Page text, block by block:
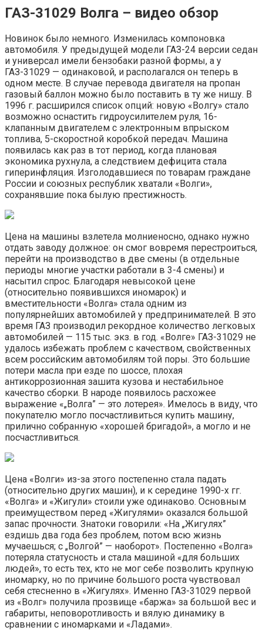
ГАЗ-31029 Волга – видео обзор
Новинок было немного. Изменилась компоновка
автомобиля. У предыдущей модели ГАЗ-24 версии седан
и универсал имели бензобаки разной формы, а у
ГАЗ-31029 — одинаковой, и располагался он теперь в
одном месте. В случае перевода двигателя на пропан
газовый баллон можно было поставить в ту же нишу. В
1996 г. расширился список опций: новую «Волгу» стало
возможно оснастить гидроусилителем руля, 16-
клапанным двигателем с электронным впрыском
топлива, 5-скоростной коробкой передач. Машина
появилась как раз в тот период, когда плановая
экономика рухнула, а следствием дефицита стала
гиперинфляция. Изголодавшиеся по товарам граждане
России и союзных республик хватали «Волги»,
сохранявшие пока былую престижность.
Цена на машины взлетела молниеносно, однако нужно
отдать заводу должное: он смог вовремя перестроиться,
перейти на производство в две смены (в отдельные
периоды многие участки работали в 3-4 смены) и
насытил спрос. Благодаря невысокой цене
(относительно появившихся иномарок) и
вместительности «Волга» стала одним из
популярнейших автомобилей у предпринимателей. В это
время ГАЗ производил рекордное количество легковых
автомобилей — 115 тыс. экз. в год. «Волге» ГАЗ-31029 не
удалось избежать проблем с качеством, свойственных
всем российским автомобилям той поры. Это большие
потери масла при езде по шоссе, плохая
антикоррозионная зашита кузова и нестабильное
качество сборки. В народе появилось расхожее
выражение «„Волга” — это лотерея». Имелось в виду, что
покупателю могло посчастливиться купить машину,
прилично собранную «хорошей бригадой», а могло и не
посчастливиться.
Цена «Волги» из-за этого постепенно стала падать
(относительно других машин), и к середине 1990-х гг.
«Волга» и «Жигули» стоили уже одинаково. Основным
преимуществом перед «Жигулями» оказался большой
запас прочности. Знатоки говорили: «На „Жигулях”
ездишь два года без проблем, потом всю жизнь
мучаешься; с „Волгой” — наоборот». Постепенно «Волга»
потеряла статусность и стала машиной «для больших
людей», то есть тех, кто не мог себе позволить крупную
иномарку, но по причине большого роста чувствовал
себя стесненно в «Жигулях». Именно ГАЗ-31029 первой
из «Волг» получила прозвище «баржа» за большой вес и
габариты, неповоротливость и вялую динамику в
сравнении с иномарками и «Ладами».